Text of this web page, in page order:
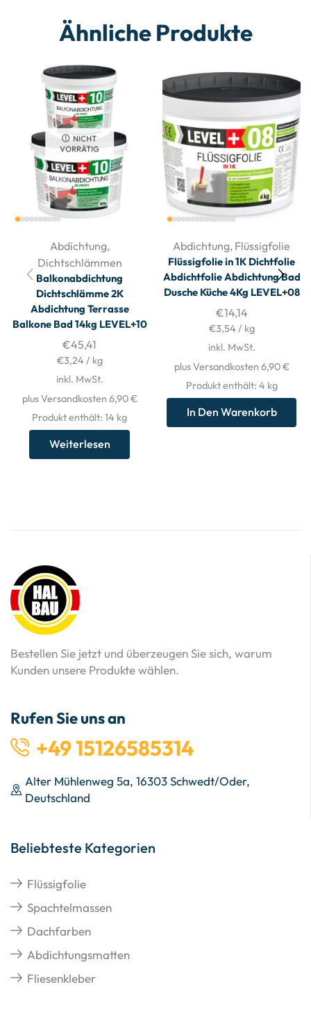
Ähnliche Produkte
NICHT
VORRÄTIG
Abdichtung,
Dichtschlämmen
Balkonabdichtung
Dichtschlämme 2K
Abdichtung Terrasse
Balkone Bad 14kg LEVEL+10
€45,41
€3,24 / kg
inkl. MwSt.
plus Versandkosten 6,90 €
Produkt enthält: 14 kg
Weiterlesen
Abdichtung, Flüssigfolie
Flüssigfolie in 1K Dichtfolie
Abdichtfolie Abdichtung Bad
Dusche Küche 4Kg LEVEL+08
€14,14
€3,54 / kg
inkl. MwSt.
plus Versandkosten 6,90 €
Produkt enthält: 4 kg
In Den Warenkorb
Bestellen Sie jetzt und überzeugen Sie sich, warum
Kunden unsere Produkte wählen.
Rufen Sie uns an
+49 15126585314
Alter Mühlenweg 5a, 16303 Schwedt/Oder,
Deutschland
Beliebteste Kategorien
Flüssigfolie
Spachtelmassen
Dachfarben
Abdichtungsmatten
Fliesenkleber